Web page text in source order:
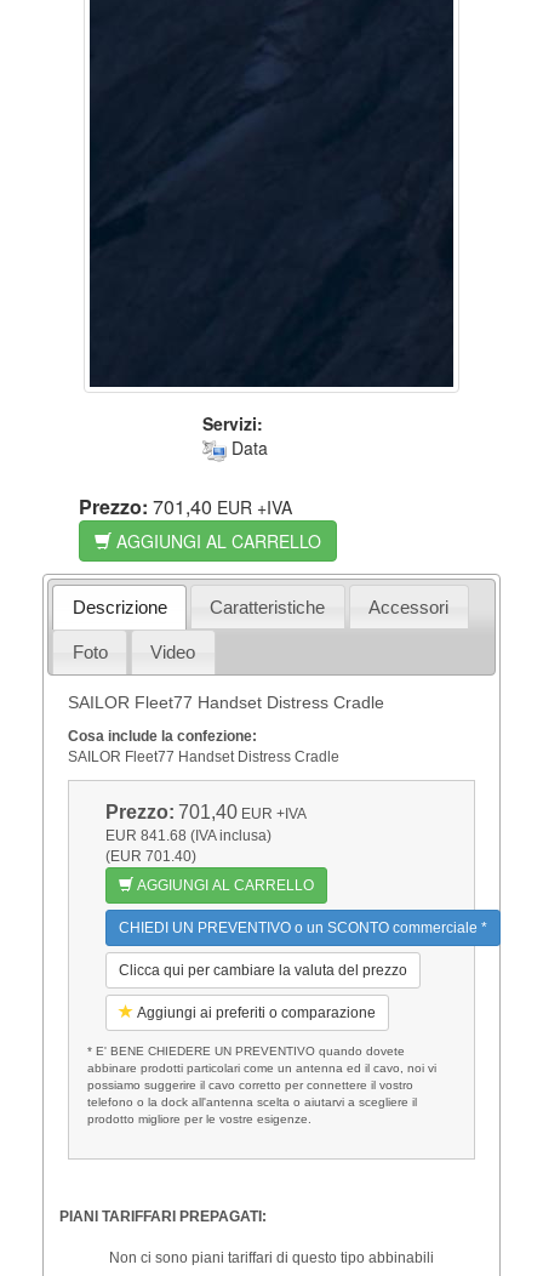
Servizi:
Data
Prezzo: 701,40 EUR +IVA
AGGIUNGI AL CARRELLO
Descrizione Caratteristiche Accessori
Foto Video
SAILOR Fleet77 Handset Distress Cradle
Cosa include la confezione:
SAILOR Fleet77 Handset Distress Cradle
Prezzo: 701,40 EUR +IVA
EUR 841.68 (IVA inclusa)
(EUR 701.40)
AGGIUNGI AL CARRELLO
CHIEDI UN PREVENTIVO o un SCONTO commerciale *
Clicca qui per cambiare la valuta del prezzo
Aggiungi ai preferiti o comparazione
* E' BENE CHIEDERE UN PREVENTIVO quando dovete
abbinare prodotti particolari come un antenna ed il cavo, noi vi
possiamo suggerire il cavo corretto per connettere il vostro
telefono o la dock all'antenna scelta o aiutarvi a scegliere il
prodotto migliore per le vostre esigenze.
PIANI TARIFFARI PREPAGATI:
Non ci sono piani tariffari di questo tipo abbinabili